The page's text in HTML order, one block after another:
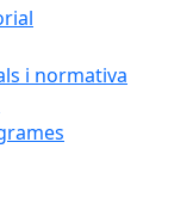
i normativa